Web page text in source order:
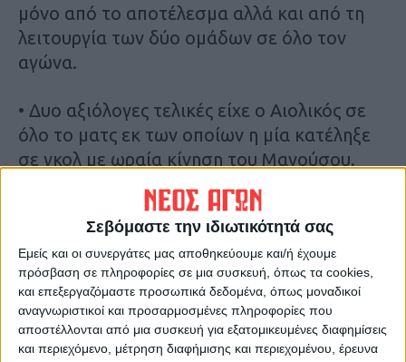
Σεβόμαστε την ιδιωτικότητά σας
Εμείς και οι συνεργάτες μας αποθηκεύουμε και/ή έχουμε
πρόσβαση σε πληροφορίες σε μια συσκευή, όπως τα cookies,
και επεξεργαζόμαστε προσωπικά δεδομένα, όπως μοναδικοί
αναγνωριστικοί και προσαρμοσμένες πληροφορίες που
αποστέλλονται από μια συσκευή για εξατομικευμένες διαφημίσεις
και περιεχόμενο, μέτρηση διαφήμισης και περιεχομένου, έρευνα
μόνο από το αποτέλεσμα αλλά και από τη
λειτουργία των δύο ομάδων σε όλο τον
αγώνα.
• Δυο αξιόλογες τελικές είχε ο Αιολικός σε
όλο το ματς εκ των οποίων η μία κατέληξε
σε γκολ με ωραία κίνηση του Μανούσου.
Θαυμάσια όμως ήταν και τα γκολ της
• Δεν σταμάτησαν ούτε λεπτό να
τραγουδουν – όπως το συνηθίζουν – οι
ultras στην εξέδρα ακόμη κι όταν το σκορ
έγινε 1-1. Στα πανό που ανήρτησαν ξεχώριζε
ένα για την Παλαιστίνη, αλλά και το